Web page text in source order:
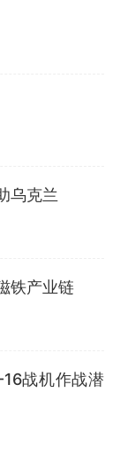
乌克兰
铁产业链
战机作战潜